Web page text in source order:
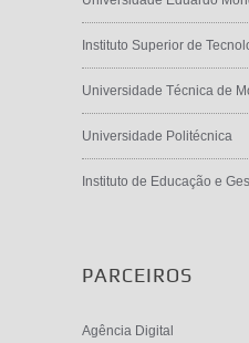
Instituto Superior de
Universidade Técnica de
Universidade Politécnica
Instituto de Educação e
PARCEIROS
Agência Digital